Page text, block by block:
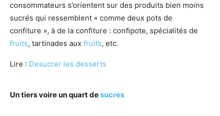
consommateurs s’orientent sur des produits bien moins
sucrés qui ressemblent « comme deux pots de
confiture », à de la confiture : confipote, spécialités de
fruits, tartinades aux fruits, etc.
Lire : Desucrer les desserts
Un tiers voire un quart desucres